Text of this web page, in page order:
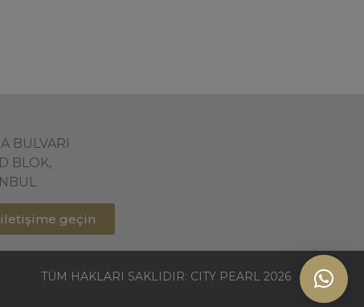
BULVARI
BLOK,
geçin
TÜM HAKLARI SAKLIDIR: CITY PEARL 2026